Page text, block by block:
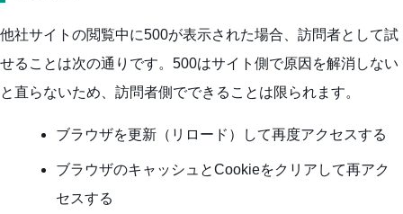
他社サイトの閲覧中に500が表示された場合、訪問者として試
せることは次の通りです。500はサイト側で原因を解消しない
と直らないため、訪問者側でできることは限られます。
ブラウザを更新（リロード）して再度アクセスする
ブラウザのキャッシュとCookieをクリアして再アク
セスする